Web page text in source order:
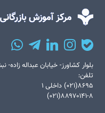
بلوار کشاورز- خیابان عبداله زاده-
تلفن:
۸۶۹۵(۰۲۱) داخلی ۱
۸۸۹۷۰۱۴۱-۸(۰۲۱)